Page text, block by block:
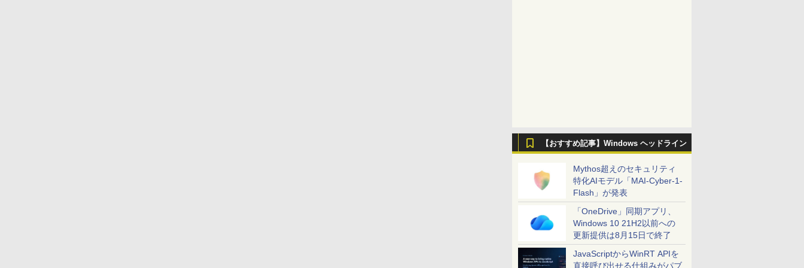
【おすすめ記事】Windows ヘッドライン
Mythos超えのセキュリティ
特化AIモデル「MAI-Cyber-1-
Flash」が発表
「OneDrive」同期アプリ、
Windows 10 21H2以前への
更新提供は8月15日で終了
JavaScriptからWinRT APIを
直接呼び出せる仕組みがパブ